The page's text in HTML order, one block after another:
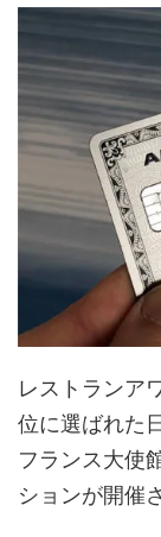
レストランア
位に選ばれた
フランス大使
ションが開催